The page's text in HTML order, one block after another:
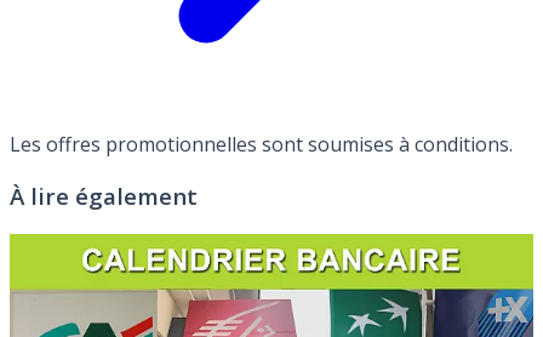
Les offres promotionnelles sont soumises à conditions.
À lire également